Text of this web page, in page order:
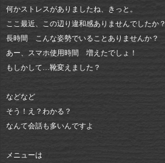
何かストレスがありましたね、きっと。
ここ最近、この辺り違和感ありませんでしたか？
長時間 こんな姿勢でいることありませんか？
あー、スマホ使用時間 増えたでしょ！
もしかして…靴変えました？
などなど
そう！え？わかる？
なんて会話も多いんですよ
メニューは